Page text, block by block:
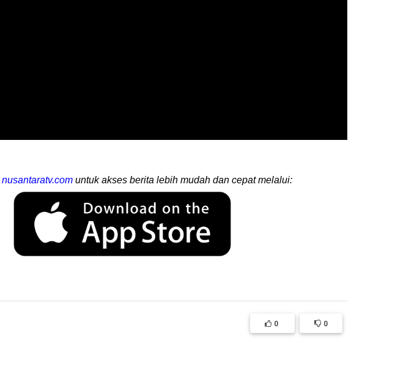
nusantaratv.com untuk akses berita lebih mudah dan cepat melalui:
0 0